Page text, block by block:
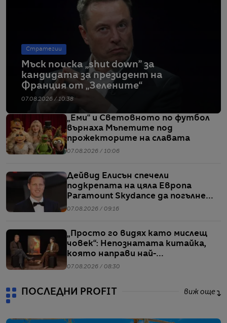
Стратегии
Мъск поиска „shut down” за
кандидата за президент на
Франция от „Зелените“
07.08.2026 / 10:38
„Еми“ и Световното по футбол
върнаха Мъпетите под
прожекторите на славата
07.08.2026 / 10:06
Дейвид Елисън спечели
подкрепата на цяла Европа
Paramount Skydance да погълне
WBD
07.08.2026 / 09:16
„Просто го видях като мислещ
човек“: Непознатата китайка,
която направи най-
коментираното интервю с
07.08.2026 / 08:30
ПОСЛЕДНИ PROFIT виж още